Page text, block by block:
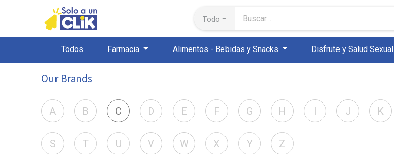
Todo
Todos Farmacia Alimentos - Bebidas y Snacks Disfrute y Salud Sexual
Our Brands
A B C D E F G H I J K
S T U V W X Y Z